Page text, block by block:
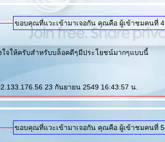
ขอบคุณที่แวะเข้ามาเจอกัน คุณคือ ผู้เข้าชมคนที่ 4
ใจให้ครับสำหรับบล็อคดีๆมีประโยชน์มากๆแบบนี้
23 กันยายน 2549 16:43:57 น.
ขอบคุณที่แวะเข้ามาเจอกัน คุณคือ ผู้เข้าชมคนที่ 5